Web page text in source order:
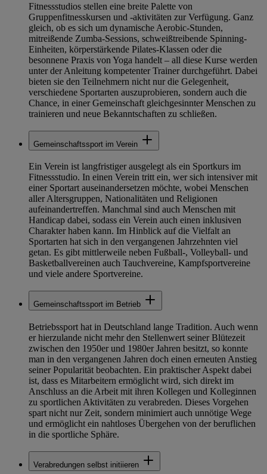
Fitnessstudios stellen eine breite Palette von
Gruppenfitnesskursen und -aktivitäten zur Verfügung. Ganz
gleich, ob es sich um dynamische Aerobic-Stunden,
mitreißende Zumba-Sessions, schweißtreibende Spinning-
Einheiten, körperstärkende Pilates-Klassen oder die
besonnene Praxis von Yoga handelt – all diese Kurse werden
unter der Anleitung kompetenter Trainer durchgeführt. Dabei
bieten sie den Teilnehmern nicht nur die Gelegenheit,
verschiedene Sportarten auszuprobieren, sondern auch die
Chance, in einer Gemeinschaft gleichgesinnter Menschen zu
trainieren und neue Bekanntschaften zu schließen.
Gemeinschaftssport im Verein
Ein Verein ist langfristiger ausgelegt als ein Sportkurs im
Fitnessstudio. In einen Verein tritt ein, wer sich intensiver mit
einer Sportart auseinandersetzen möchte, wobei Menschen
aller Altersgruppen, Nationalitäten und Religionen
aufeinandertreffen. Manchmal sind auch Menschen mit
Handicap dabei, sodass ein Verein auch einen inklusiven
Charakter haben kann. Im Hinblick auf die Vielfalt an
Sportarten hat sich in den vergangenen Jahrzehnten viel
getan. Es gibt mittlerweile neben Fußball-, Volleyball- und
Basketballvereinen auch Tauchvereine, Kampfsportvereine
und viele andere Sportvereine.
Gemeinschaftssport im Betrieb
Betriebssport hat in Deutschland lange Tradition. Auch wenn
er hierzulande nicht mehr den Stellenwert seiner Blütezeit
zwischen den 1950er und 1980er Jahren besitzt, so konnte
man in den vergangenen Jahren doch einen erneuten Anstieg
seiner Popularität beobachten. Ein praktischer Aspekt dabei
ist, dass es Mitarbeitern ermöglicht wird, sich direkt im
Anschluss an die Arbeit mit ihren Kollegen und Kolleginnen
zu sportlichen Aktivitäten zu verabreden. Dieses Vorgehen
spart nicht nur Zeit, sondern minimiert auch unnötige Wege
und ermöglicht ein nahtloses Übergehen von der beruflichen
in die sportliche Sphäre.
Verabredungen selbst initiieren